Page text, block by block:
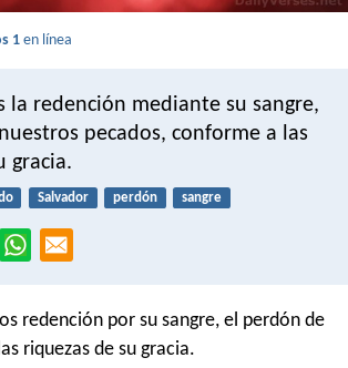
1 en línea
la redención mediante su sangre,
pecados, conforme a las
gracia.
Salvador perdón sangre
redención por su sangre, el perdón de
riquezas de su gracia.